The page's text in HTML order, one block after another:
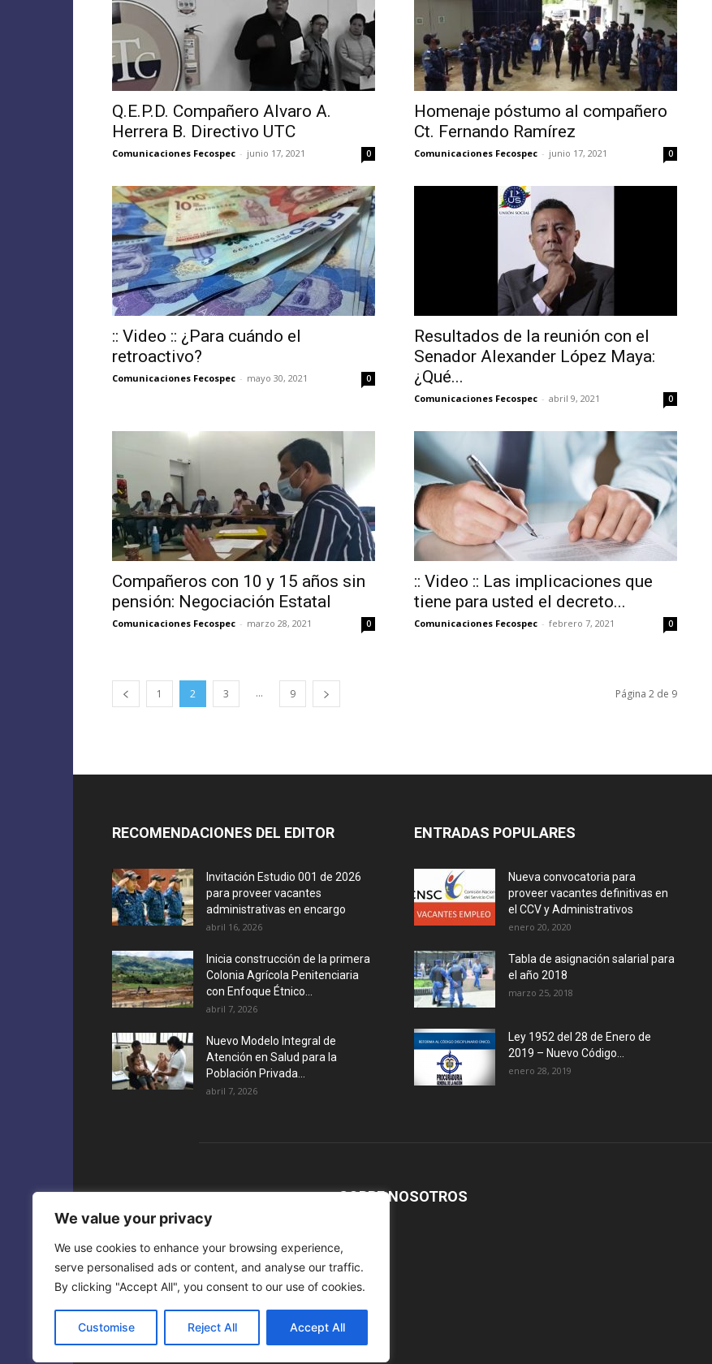
We value your privacy
We use cookies to enhance your browsing experience,
serve personalised ads or content, and analyse our traffic.
By clicking "Accept All", you consent to our use of cookies.
Customise Reject All Accept All
Q.E.P.D. Compañero Alvaro A.
Herrera B. Directivo UTC
Comunicaciones Fecospec - junio 17, 2021 0
Homenaje póstumo al compañero
Ct. Fernando Ramírez
Comunicaciones Fecospec - junio 17, 2021 0
:: Video :: ¿Para cuándo el
retroactivo?
Comunicaciones Fecospec - mayo 30, 2021 0
Resultados de la reunión con el
Senador Alexander López Maya:
¿Qué...
Comunicaciones Fecospec - abril 9, 2021 0
Compañeros con 10 y 15 años sin
pensión: Negociación Estatal
Comunicaciones Fecospec - marzo 28, 2021 0
:: Video :: Las implicaciones que
tiene para usted el decreto...
Comunicaciones Fecospec - febrero 7, 2021 0
1 2 3 ... 9 Página 2 de 9
RECOMENDACIONES DEL EDITOR
Invitación Estudio 001 de 2026
para proveer vacantes
administrativas en encargo
abril 16, 2026
Inicia construcción de la primera
Colonia Agrícola Penitenciaria
con Enfoque Étnico...
abril 7, 2026
Nuevo Modelo Integral de
Atención en Salud para la
Población Privada...
abril 7, 2026
ENTRADAS POPULARES
Nueva convocatoria para
proveer vacantes definitivas en
el CCV y Administrativos
enero 20, 2020
Tabla de asignación salarial para
el año 2018
marzo 25, 2018
Ley 1952 del 28 de Enero de
2019 – Nuevo Código...
enero 28, 2019
SOBRE NOSOTROS